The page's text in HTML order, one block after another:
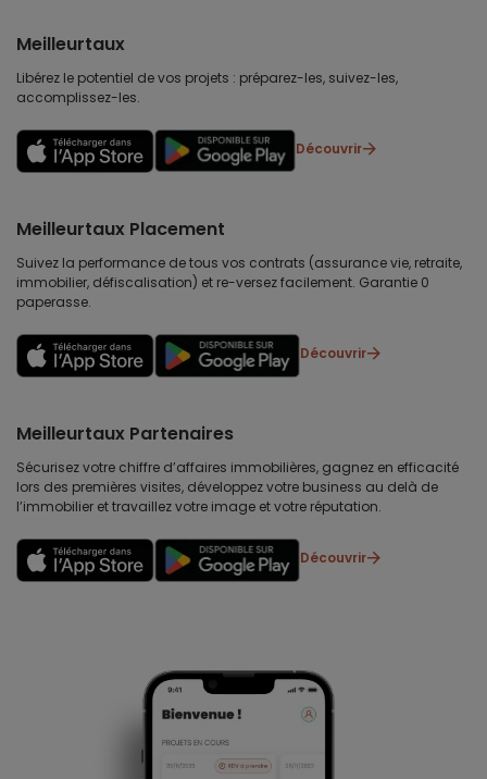
Meilleurtaux
Libérez le potentiel de vos projets : préparez-les, suivez-les,
accomplissez-les.
Découvrir
Meilleurtaux Placement
Suivez la performance de tous vos contrats (assurance vie, retraite,
immobilier, défiscalisation) et re-versez facilement. Garantie 0
paperasse.
Découvrir
Meilleurtaux Partenaires
Sécurisez votre chiffre d’affaires immobilières, gagnez en efficacité
lors des premières visites, développez votre business au delà de
l’immobilier et travaillez votre image et votre réputation.
Découvrir